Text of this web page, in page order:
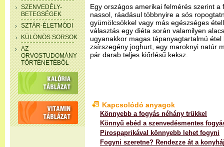
SZENVEDÉLY-
BETEGSÉGEK
SZTÁR-ÉLETMÓDI
KÜLÖNÖS SORSOK
AZ
ORVOSTUDOMÁNY
TÖRTÉNETÉBŐL
Egy országos amerikai felmérés szerint
nassol, ráadásul többnyire a sós
gyümölcsökkel vagy más egészséges
választás egy diéta során valamilyen
ugyanakkor magas tápanyagtartalmú étel
zsírszegény joghurt, egy maroknyi natúr
pár darab teljes kiőrlésű keksz.
Kapcsolódó anyagok
Könnyebb a fogyás néhány trükkel
Könnyű ebéd a szenvedésmentes
Pirospaprikával könnyebb lehet fogyni
Fogyni szeretne? Rendezze át a